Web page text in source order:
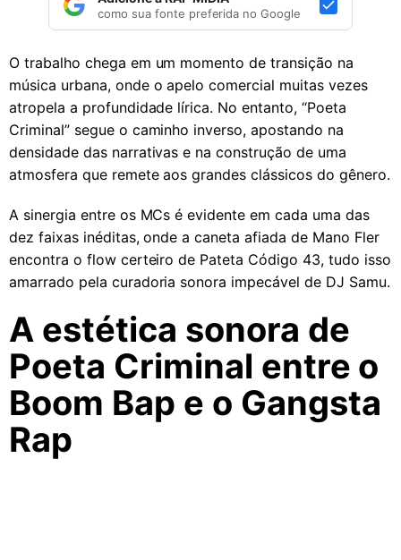
como sua fonte preferida no Google
O trabalho chega em um momento de transição na
música urbana, onde o apelo comercial muitas vezes
atropela a profundidade lírica. No entanto, “Poeta
Criminal” segue o caminho inverso, apostando na
densidade das narrativas e na construção de uma
atmosfera que remete aos grandes clássicos do gênero.
A sinergia entre os MCs é evidente em cada uma das
dez faixas inéditas, onde a caneta afiada de Mano Fler
encontra o flow certeiro de Pateta Código 43, tudo isso
amarrado pela curadoria sonora impecável de DJ Samu.
A estética sonora de
Poeta Criminal entre o
Boom Bap e o Gangsta
Rap